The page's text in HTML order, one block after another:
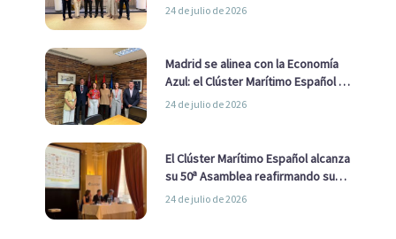
impulsar una estrategia Nacional
24 de julio de 2026
Madrid se alinea con la Economía
Azul: el Clúster Marítimo Español y
la Real Liga Naval avanzan alianzas
24 de julio de 2026
El Clúster Marítimo Español alcanza
su 50ª Asamblea reafirmando su
liderazgo en la Economía Azul
24 de julio de 2026